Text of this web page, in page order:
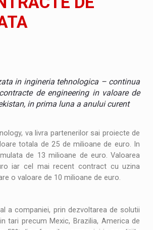
privind ambalajele pot risca retragerea
BUSINESS SCENE
OSCAR – peste 500 de participanti
pietei de transport paletizat din
ROVER GT
in ingineria tehnologica – continua
de engineering in valoare de
in prima luna a anului curent
va livra partenerilor sai proiecte de
totala de 25 de milioane de euro. In
de 13 milioane de euro. Valoarea
iar cel mai recent contract cu uzina
o valoare de 10 milioane de euro.
a companiei, prin dezvoltarea de solutii
tari precum Mexic, Brazilia, America de